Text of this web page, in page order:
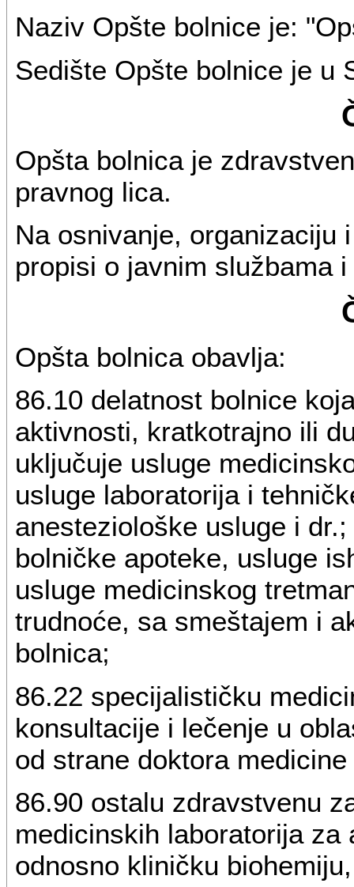
Naziv Opšte bolnice je:
Sedište Opšte bolnice je u
Opšta bolnica je
pravnog lica.
Na osnivanje, organizaciju
propisi o javnim službama
Opšta bolnica obavlja:
86.10 delatnost bolnice
aktivnosti, kratkotrajno ili
uključuje usluge
usluge laboratorija i
anesteziološke usluge i
bolničke apoteke, usluge
usluge medicinskog
trudnoće, sa smeštajem i
bolnica;
86.22 specijalističku
konsultacije i lečenje u
od strane doktora
86.90 ostalu zdravstvenu
medicinskih laboratorija
odnosno kliničku